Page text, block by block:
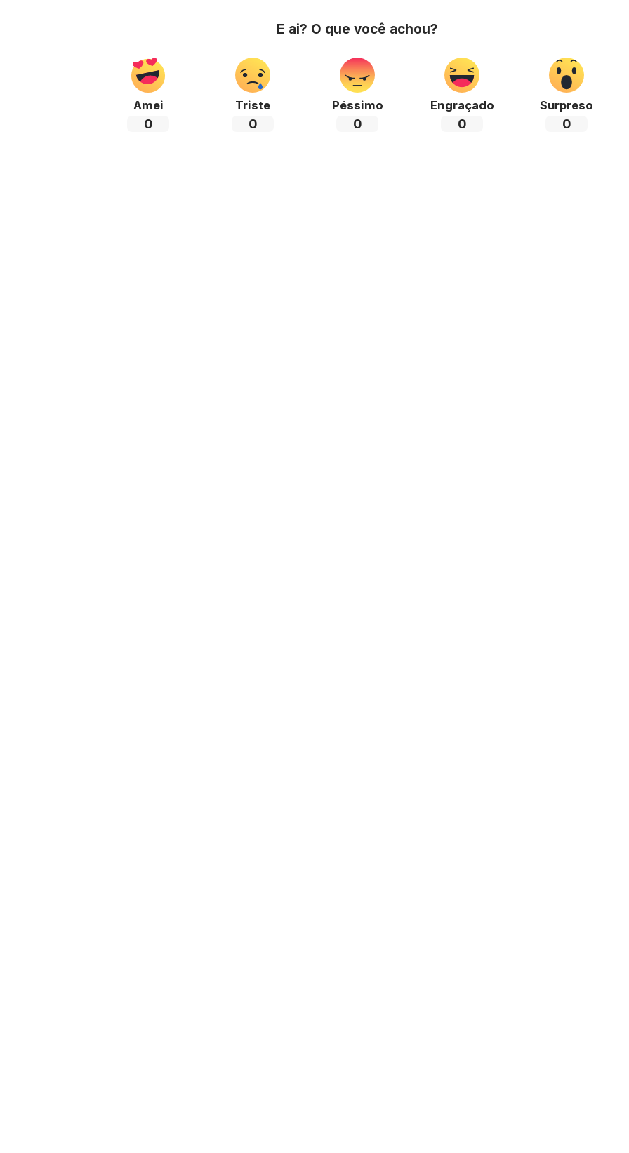
E ai? O que você achou?
Amei
0
Triste
0
Péssimo
0
Engraçado
0
Surpreso
0